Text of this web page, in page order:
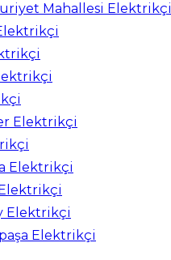
Mahallesi Elektrikçi
Elektrikçi
Elektrikçi
Elektrikçi
Elektrikçi